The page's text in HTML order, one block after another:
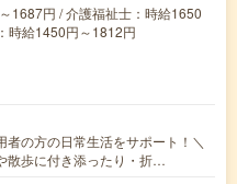
1687円 / 介護福祉士：時給1650
時給1450円～1812円
者の方の日常生活をサポート！＼
歩に付き添ったり・折…